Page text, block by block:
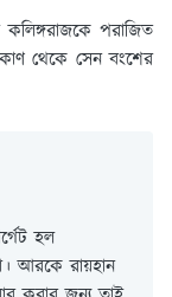
পরাজিত
থেকে সেন বংশের
হল
আরকে রায়হান